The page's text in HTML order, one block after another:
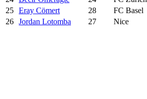
25 Eray Cömert 28
FC Basel
26 Jordan Lotomba 27 Nice